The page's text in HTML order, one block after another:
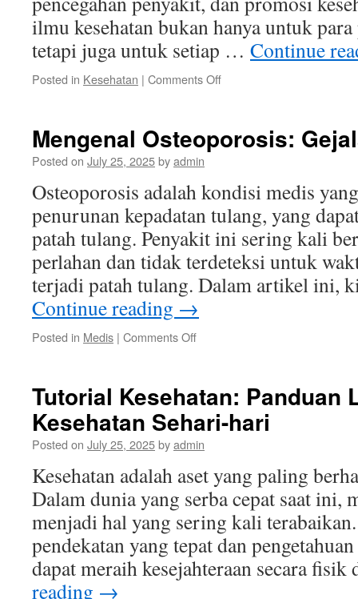
ilmu kesehatan bukan hanya untuk
tetapi juga untuk setiap … Continue
Posted in Kesehatan | Comments Offon
Ilmu
Pemula
Mengenal Osteoporosis:
Posted on July 25, 2025byadmin
Osteoporosis adalah kondisi medis
penurunan kepadatan tulang, yang
patah tulang. Penyakit ini sering kali
perlahan dan tidak terdeteksi untuk
terjadi patah tulang. Dalam artikel ini,
Continue reading →
Posted in Medis | Comments Offon
Tutorial Kesehatan: Panduan
Kesehatan Sehari-hari
Posted on July 25, 2025byadmin
Kesehatan adalah aset yang paling
Dalam dunia yang serba cepat saat ini,
menjadi hal yang sering kali
pendekatan yang tepat dan
dapat meraih kesejahteraan secara
reading →